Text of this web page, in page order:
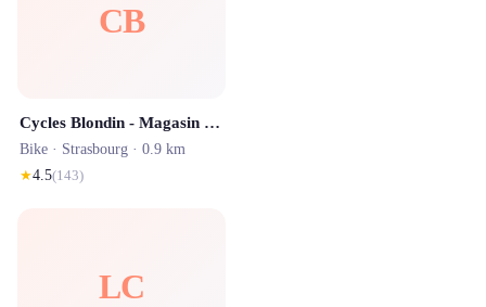
CB
Cycles Blondin - Magasin de vélos à Strasbourg
Bike · Strasbourg · 0.9 km
★4.5(143)
LC